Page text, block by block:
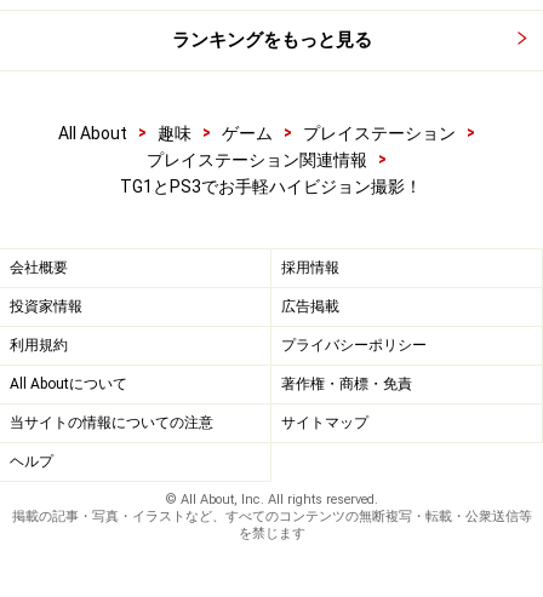
ランキングをもっと見る
All About > 趣味 > ゲーム > プレイステーション
>
プレイステーション関連情報
>
TG1とPS3でお手軽ハイビジョン撮影！
会社概要 採用情報
投資家情報 広告掲載
利用規約 プライバシーポリシー
All Aboutについて 著作権・商標・免責
当サイトの情報についての注意 サイトマップ
ヘルプ
© All About, Inc. All rights reserved.
掲載の記事・写真・イラストなど、すべてのコンテンツの無断複写・転載・公衆送信等
を禁じます